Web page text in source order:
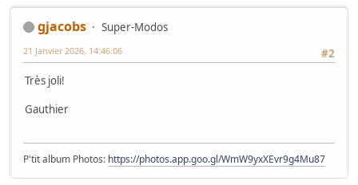
gjacobs
Super-Modos
#2
21 Janvier 2026, 14:46:06
Très joli!
Gauthier
P'tit album Photos: https://photos.app.goo.gl/WmW9yxXEvr9g4Mu87